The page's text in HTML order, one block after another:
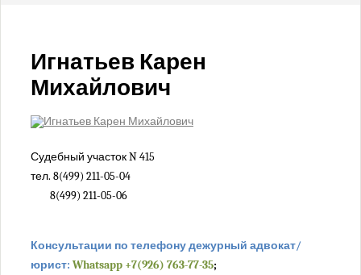
Кузьминский районный суд города Москвы
Кунцевский районный суд города Москвы
Люблинский районный суд города Москвы
Мещанский районный суд города Москвы
Нагатинский районный суд города Москвы
Никулинский районный суд города Москвы
Перовский районный суд города Москвы
Преображенский районный суд города Москвы
Игнатьев Карен
Михайлович
Судебный участок N 415
тел. 8(499) 211-05-04
8(499) 211-05-06
Консультации по телефону дежурный адвокат/
юрист: Whatsapp +7(926) 763-77-35;